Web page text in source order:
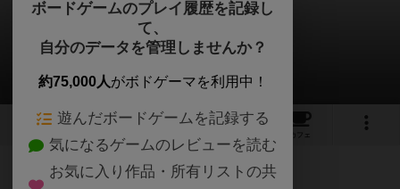
ハードメンタリティ
白州さんのレビュー
5 1 12
カフェ
290名 5名 0 7ヶ月前
ボードゲームのプレイ履歴を記録し
て、
自分のデータを管理しませんか？
約75,000人がボドゲーマを利用中！
遊んだボードゲームを記録する
気になるゲームのレビューを読む
お気に入り作品・所有リストの共